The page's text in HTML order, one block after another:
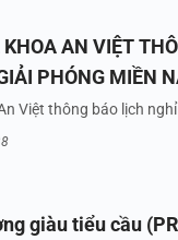
AN VIỆT
PHÓNG MIỀN
ĐỘNG 1/5/2025
Việt thông báo lịch
giàu tiểu cầu